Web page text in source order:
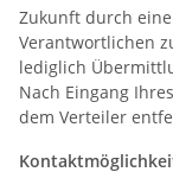
Zukunft durch
Verantwortlichen
lediglich
Nach Eingang
dem Verteiler